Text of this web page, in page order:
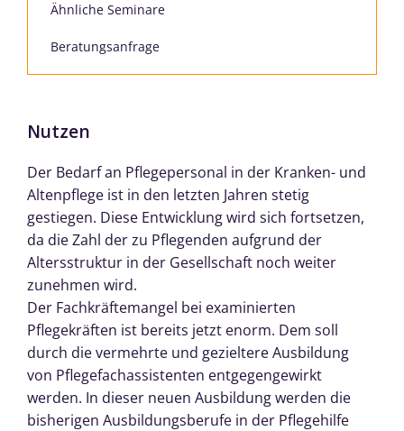
Ähnliche Seminare
Beratungsanfrage
Nutzen
Der Bedarf an Pflegepersonal in der Kranken- und
Altenpflege ist in den letzten Jahren stetig
gestiegen. Diese Entwicklung wird sich fortsetzen,
da die Zahl der zu Pflegenden aufgrund der
Altersstruktur in der Gesellschaft noch weiter
zunehmen wird.
Der Fachkräftemangel bei examinierten
Pflegekräften ist bereits jetzt enorm. Dem soll
durch die vermehrte und gezieltere Ausbildung
von Pflegefachassistenten entgegengewirkt
werden. In dieser neuen Ausbildung werden die
bisherigen Ausbildungsberufe in der Pflegehilfe